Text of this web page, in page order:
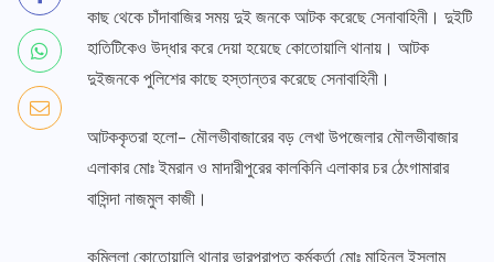
কাছ থেকে চাঁদাবাজির সময় দুই জনকে আটক করেছে সেনাবাহিনী। দুইটি
হাতিটিকেও উদ্ধার করে দেয়া হয়েছে কোতোয়ালি থানায়। আটক
দুইজনকে পুলিশের কাছে হস্তান্তর করেছে সেনাবাহিনী।
আটককৃতরা হলো- মৌলভীবাজারের বড় লেখা উপজেলার মৌলভীবাজার
এলাকার মোঃ ইমরান ও মাদারীপুরের কালকিনি এলাকার চর ঠেংগামারার
বাসিন্দা নাজমুল কাজী।